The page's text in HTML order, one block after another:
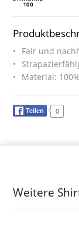
Fair und
Material:
Teilen 0
Weitere